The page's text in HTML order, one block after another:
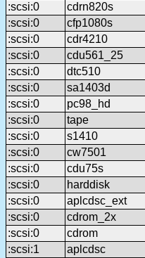
:scsi:0
cdrn820s
:scsi:0
cfp1080s
:scsi:0
cdr4210
:scsi:0
cdu561_25
:scsi:0
dtc510
:scsi:0
sa1403d
:scsi:0
pc98_hd
:scsi:0
tape
:scsi:0
s1410
:scsi:0
cw7501
:scsi:0
cdu75s
:scsi:0
harddisk
:scsi:0
aplcdsc_ext
:scsi:0
cdrom_2x
:scsi:0
cdrom
:scsi:1
aplcdsc